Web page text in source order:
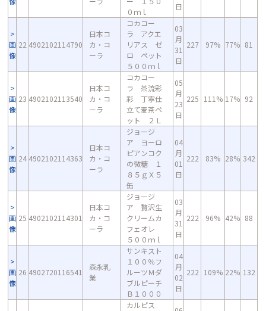
０ｍｌ
日
画
像
22 4902102114790
日本コ
カ・コ
ーラ
コカコー
ラ アクエ
リアス ゼ
ロ ペット
５００ｍｌ
03
月
31
日
227 97% 77% 81
画
像
23 4902102113540
日本コ
カ・コ
ーラ
コカコー
ラ 茶流彩
彩 丁寧仕
立て麦茶ペ
ット ２Ｌ
05
月
23
日
225 111% 17% 92
画
像
24 4902102114363
日本コ
カ・コ
ーラ
ジョージ
ア ヨーロ
ピアンコク
の微糖 １
８５ｇＸ５
缶
04
月
01
日
222 83% 28% 342
画
像
25 4902102114301
日本コ
カ・コ
ーラ
ジョージ
ア 贅沢生
クリームカ
フェオレ
５００ｍｌ
03
月
31
日
222 96% 42% 88
画
像
26 4902720116541
森永乳
業
サンキスト
１００％フ
ルーツＭダ
ブルピーチ
Ｂ１０００
04
月
02
日
222 109% 22% 132
カルピス